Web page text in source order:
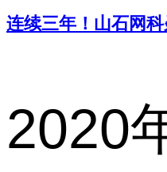
连续三年！山石网
2020